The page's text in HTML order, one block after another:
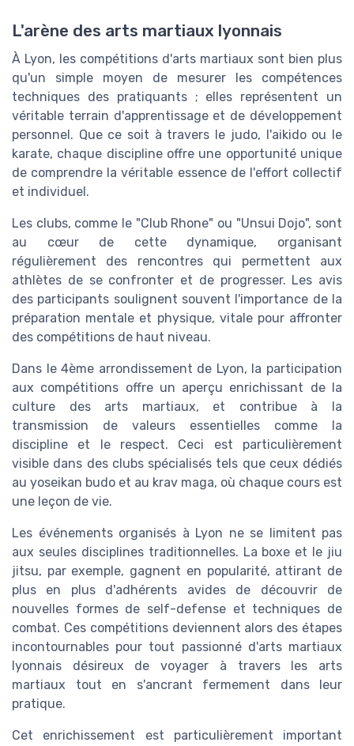
L'arène des arts martiaux lyonnais
À Lyon, les compétitions d'arts martiaux sont bien plus
qu'un simple moyen de mesurer les compétences
techniques des pratiquants ; elles représentent un
véritable terrain d'apprentissage et de développement
personnel. Que ce soit à travers le judo, l'aikido ou le
karate, chaque discipline offre une opportunité unique
de comprendre la véritable essence de l'effort collectif
et individuel.
Les clubs, comme le "Club Rhone" ou "Unsui Dojo", sont
au cœur de cette dynamique, organisant
régulièrement des rencontres qui permettent aux
athlètes de se confronter et de progresser. Les avis
des participants soulignent souvent l'importance de la
préparation mentale et physique, vitale pour affronter
des compétitions de haut niveau.
Dans le 4ème arrondissement de Lyon, la participation
aux compétitions offre un aperçu enrichissant de la
culture des arts martiaux, et contribue à la
transmission de valeurs essentielles comme la
discipline et le respect. Ceci est particulièrement
visible dans des clubs spécialisés tels que ceux dédiés
au yoseikan budo et au krav maga, où chaque cours est
une leçon de vie.
Les événements organisés à Lyon ne se limitent pas
aux seules disciplines traditionnelles. La boxe et le jiu
jitsu, par exemple, gagnent en popularité, attirant de
plus en plus d'adhérents avides de découvrir de
nouvelles formes de self-defense et techniques de
combat. Ces compétitions deviennent alors des étapes
incontournables pour tout passionné d'arts martiaux
lyonnais désireux de voyager à travers les arts
martiaux tout en s'ancrant fermement dans leur
pratique.
Cet enrichissement est particulièrement important